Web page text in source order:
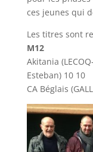
ces jeunes qui
Les titres sont
M12
Akitania
Esteban) 10 10
CA Béglais